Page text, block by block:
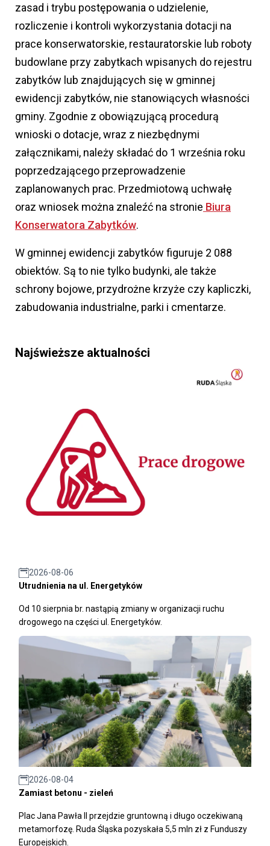
zasad i trybu postępowania o udzielenie,
rozliczenie i kontroli wykorzystania dotacji na
prace konserwatorskie, restauratorskie lub roboty
budowlane przy zabytkach wpisanych do rejestru
zabytków lub znajdujących się w gminnej
ewidencji zabytków, nie stanowiących własności
gminy. Zgodnie z obowiązującą procedurą
wnioski o dotacje, wraz z niezbędnymi
załącznikami, należy składać do 1 września roku
poprzedzającego przeprowadzenie
zaplanowanych prac. Przedmiotową uchwałę
oraz wniosek można znaleźć na stronie Biura
Konserwatora Zabytków.
W gminnej ewidencji zabytków figuruje 2 088
obiektów. Są to nie tylko budynki, ale także
schrony bojowe, przydrożne krzyże czy kapliczki,
zabudowania industrialne, parki i cmentarze.
Najświeższe aktualności
2026-08-06
Utrudnienia na ul. Energetyków
Od 10 sierpnia br. nastąpią zmiany w organizacji ruchu
drogowego na części ul. Energetyków.
2026-08-04
Zamiast betonu - zieleń
Plac Jana Pawła II przejdzie gruntowną i długo oczekiwaną
metamorfozę. Ruda Śląska pozyskała 5,5 mln zł z Funduszy
Europejskich.